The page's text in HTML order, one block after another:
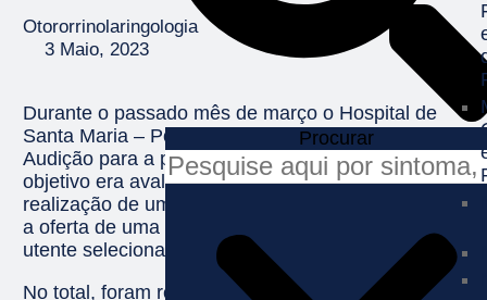
Procurar
Otororrinolaringologia
3 Maio, 2023
Durante o passado mês de março o Hospital de
Santa Maria – Porto realizou um Rastreio de
Audição para a população de todas as idades. O
objetivo era avaliar a perda auditiva, através da
realização de um audiograma, e a iniciativa incluía
a oferta de uma prótese auditiva bilateral a um
utente selecionado pela equipa médica.
No total, foram realizados 63 audiogramas tonais,